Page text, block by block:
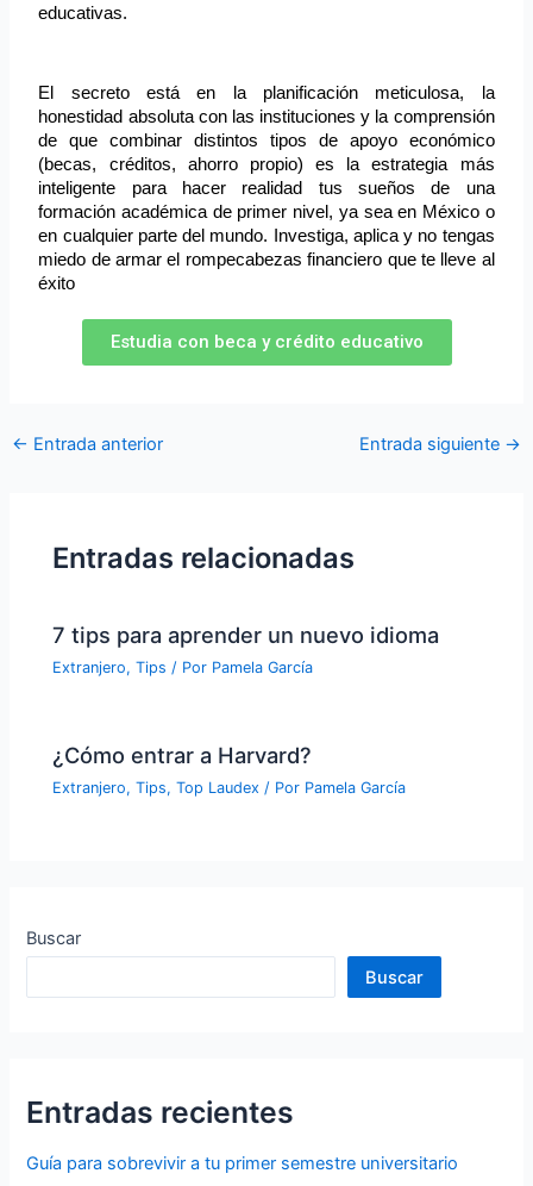
educativas.
El secreto está en la planificación meticulosa, la
honestidad absoluta con las instituciones y la comprensión
de que combinar distintos tipos de apoyo económico
(becas, créditos, ahorro propio) es la estrategia más
inteligente para hacer realidad tus sueños de una
formación académica de primer nivel, ya sea en México o
en cualquier parte del mundo. Investiga, aplica y no tengas
miedo de armar el rompecabezas financiero que te lleve al
éxito
Estudia con beca y crédito educativo
← Entrada anterior Entrada siguiente →
Entradas relacionadas
7 tips para aprender un nuevo idioma
Extranjero,Tips / Por Pamela García
¿Cómo entrar a Harvard?
Extranjero,Tips,Top Laudex / Por Pamela García
Buscar
Buscar
Entradas recientes
Guía para sobrevivir a tu primer semestre universitario